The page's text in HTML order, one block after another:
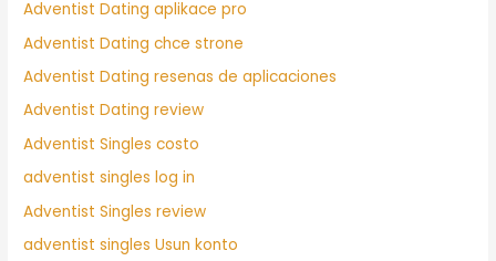
Adventist Dating aplikace pro
Adventist Dating chce strone
Adventist Dating resenas de aplicaciones
Adventist Dating review
Adventist Singles costo
adventist singles log in
Adventist Singles review
adventist singles Usun konto